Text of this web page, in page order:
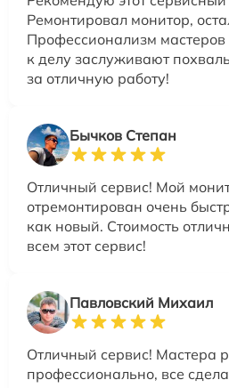
Ремонтировал монитор,
Профессионализм
к делу заслуживают
за отличную работу!
Бычков Степан
Отличный сервис! Мой
отремонтирован очень
как новый. Стоимость
всем этот сервис!
Павловский Михаил
Отличный сервис! Мастера
профессионально, все